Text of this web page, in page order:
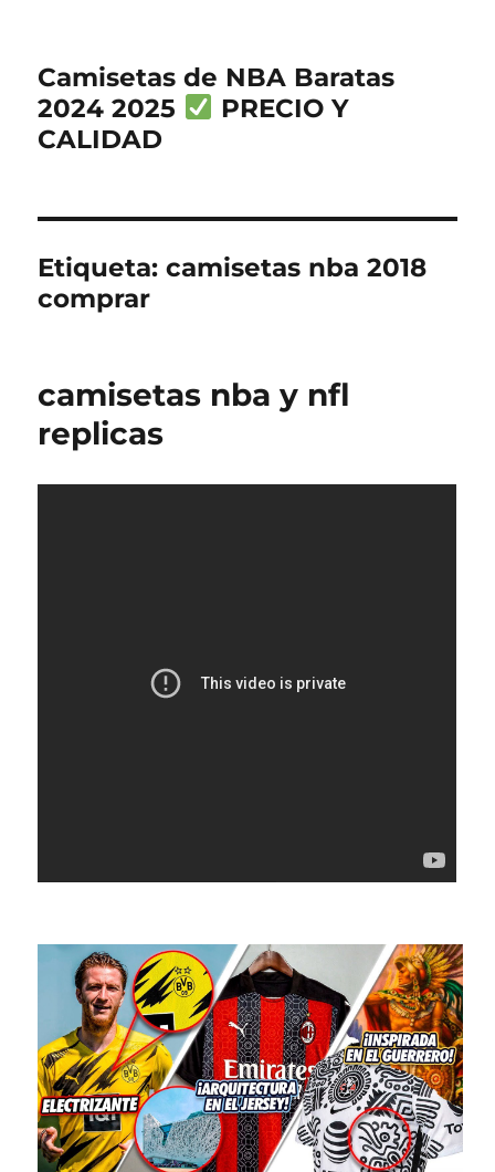
Camisetas de NBA Baratas
2024 2025
PRECIO Y
CALIDAD
Etiqueta:camisetas nba 2018
comprar
camisetas nba y nfl
replicas